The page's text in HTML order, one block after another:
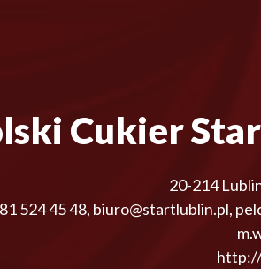
Cukier
20-214
524 45 48, biuro@startlublin.pl,